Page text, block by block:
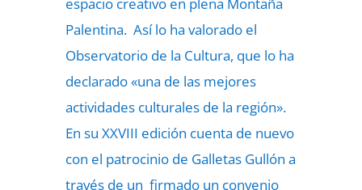
Palentina. Así lo ha valorado el
Observatorio de la Cultura, que lo ha
declarado «una de las mejores
actividades culturales de la región».
En su XXVIII edición cuenta de nuevo
con el patrocinio de Galletas Gullón a
través de un firmado un convenio